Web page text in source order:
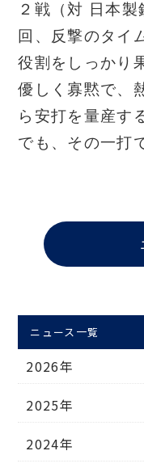
２戦（対 日本製
回、反撃のタイ
役割をしっかり
優しく寡黙で、
ら安打を量産す
でも、その一打
ニュース一覧
2026年
2025年
2024年